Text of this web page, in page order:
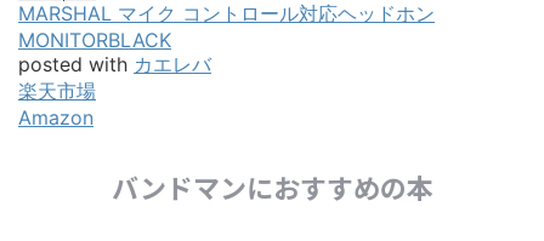
MARSHAL マイク コントロール対応ヘッドホン
MONITORBLACK
posted with カエレバ
楽天市場
Amazon
バンドマンにおすすめの本